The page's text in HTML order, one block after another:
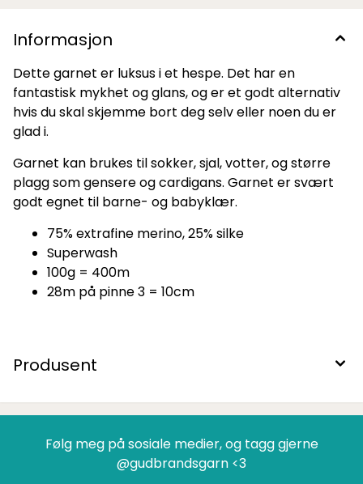
Informasjon
Dette garnet er luksus i et hespe. Det har en
fantastisk mykhet og glans, og er et godt alternativ
hvis du skal skjemme bort deg selv eller noen du er
glad i.
Garnet kan brukes til sokker, sjal, votter, og større
plagg som gensere og cardigans. Garnet er svært
godt egnet til barne- og babyklær.
75% extrafine merino, 25% silke
Superwash
100g = 400m
28m på pinne 3 = 10cm
Produsent
Følg meg på sosiale medier, og tagg gjerne
@gudbrandsgarn <3